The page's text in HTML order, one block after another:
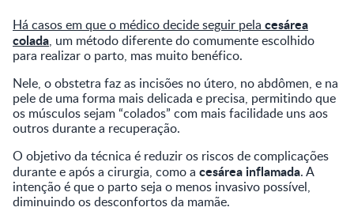
Há casos em que o médico decide seguir pela cesárea
colada, um método diferente do comumente escolhido
para realizar o parto, mas muito benéfico.
Nele, o obstetra faz as incisões no útero, no abdômen, e na
pele de uma forma mais delicada e precisa, permitindo que
os músculos sejam “colados” com mais facilidade uns aos
outros durante a recuperação.
O objetivo da técnica é reduzir os riscos de complicações
durante e após a cirurgia, como a cesárea inflamada. A
intenção é que o parto seja o menos invasivo possível,
diminuindo os desconfortos da mamãe.